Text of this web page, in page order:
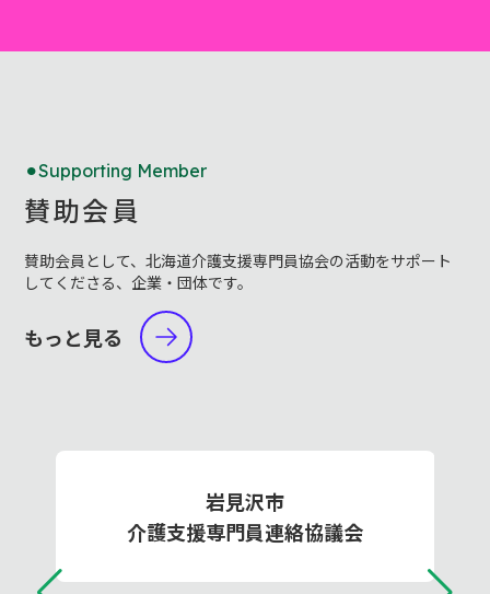
Supporting Member
賛助会員
賛助会員として、北海道介護支援専門員協会の活動をサポート
してくださる、企業・団体です。
もっと見る
岩見沢市
介護支援専門員連絡協議会